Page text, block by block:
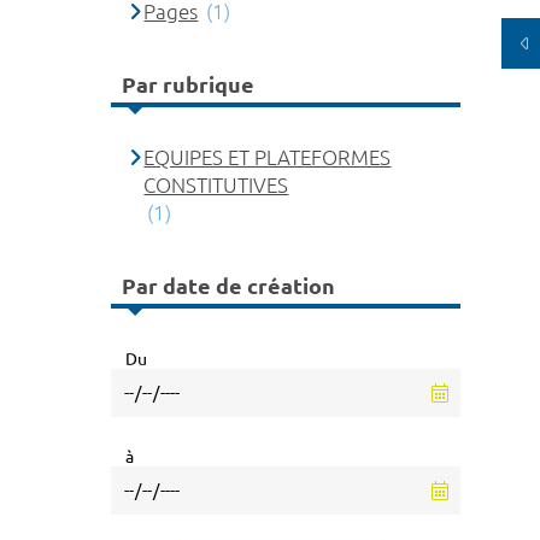
Pages (1)
Par rubrique
EQUIPES ET PLATEFORMES
CONSTITUTIVES
(1)
Par date de création
Du
à